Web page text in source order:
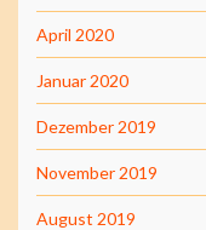
April 2020
Januar 2020
Dezember 2019
November 2019
August 2019